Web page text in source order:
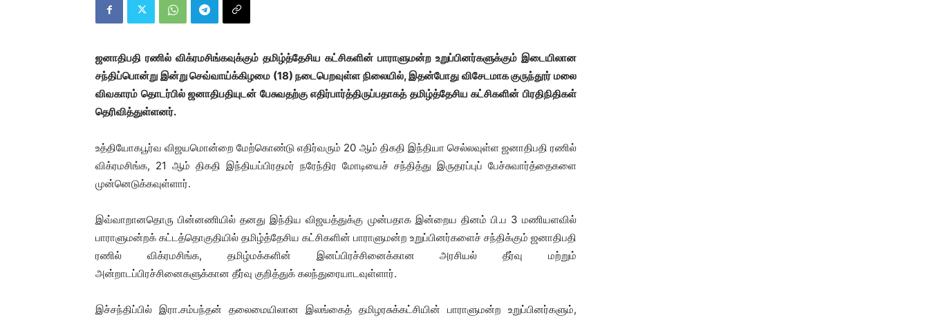
ஜனாதிபதி ரணில் விக்ரமசிங்கவுக்கும் தமிழ்த்தேசிய கட்சிகளின் பாராளுமன்ற உறுப்பினர்களுக்கும் இடையிலான
சந்திப்பொன்று இன்று செவ்வாய்க்கிழமை (18) நடைபெறவுள்ள நிலையில், இதன்போது விசேடமாக குருந்தூர் மலை
விவகாரம் தொடர்பில் ஜனாதிபதியுடன் பேசுவதற்கு எதிர்பார்த்திருப்பதாகத் தமிழ்த்தேசிய கட்சிகளின் பிரதிநிதிகள்
தெரிவித்துள்ளனர்.
உத்தியோகபூர்வ விஜயமொன்றை மேற்கொண்டு எதிர்வரும் 20 ஆம் திகதி இந்தியா செல்லவுள்ள ஜனாதிபதி ரணில்
விக்ரமசிங்க, 21 ஆம் திகதி இந்தியப்பிரதமர் நரேந்திர மோடியைச் சந்தித்து இருதரப்புப் பேச்சுவார்த்தைகளை
முன்னெடுக்கவுள்ளார்.
இவ்வாறானதொரு பின்னணியில் தனது இந்திய விஜயத்துக்கு முன்பதாக இன்றைய தினம் பி.ப 3 மணியளவில்
பாராளுமன்றக் கட்டத்தொகுதியில் தமிழ்த்தேசிய கட்சிகளின் பாராளுமன்ற உறுப்பினர்களைச் சந்திக்கும் ஜனாதிபதி
ரணில் விக்ரமசிங்க, தமிழ்மக்களின் இனப்பிரச்சினைக்கான அரசியல் தீர்வு மற்றும்
அன்றாடப்பிரச்சினைகளுக்கான தீர்வு குறித்துக் கலந்துரையாடவுள்ளார்.
இச்சந்திப்பில் இரா.சம்பந்தன் தலைமையிலான இலங்கைத் தமிழரசுக்கட்சியின் பாராளுமன்ற உறுப்பினர்களும்,